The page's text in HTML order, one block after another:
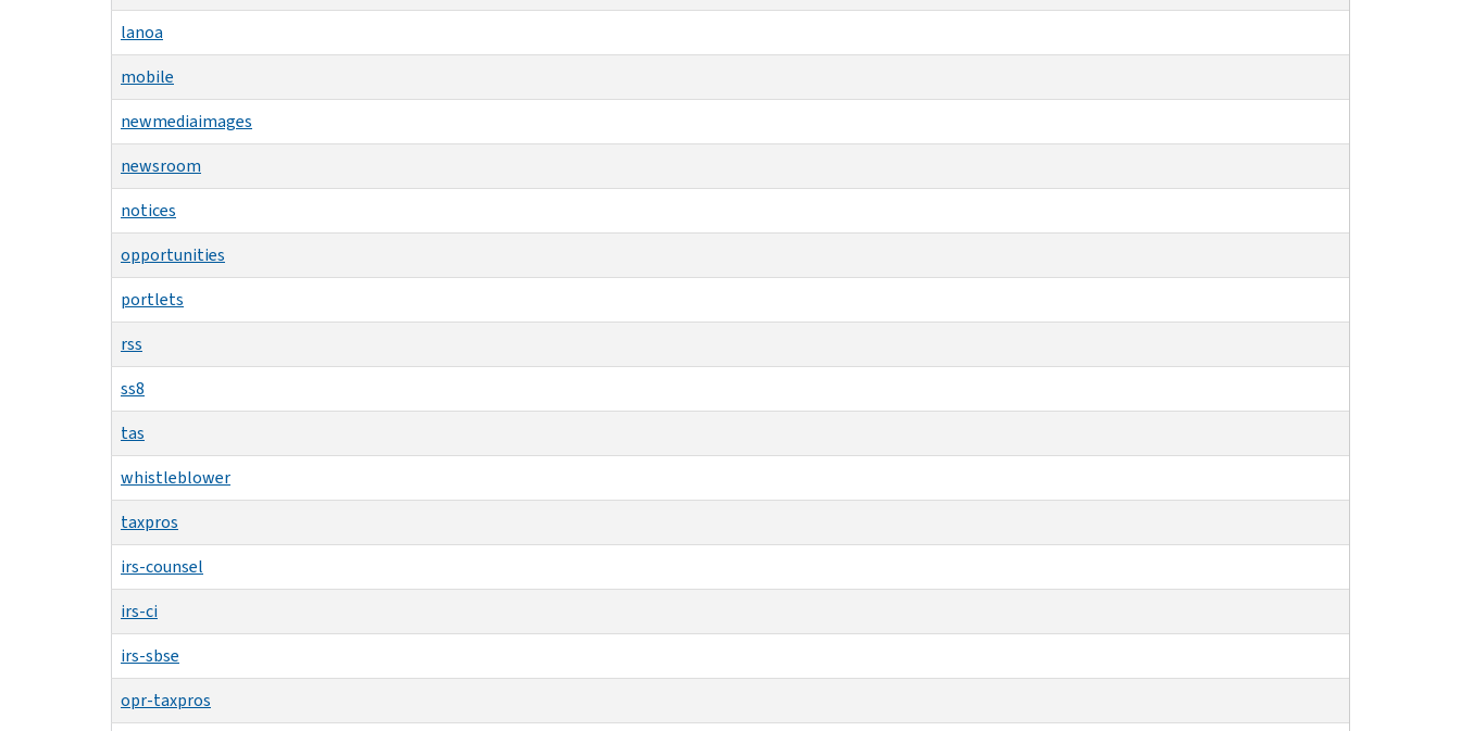
lanoa
mobile
newmediaimages
newsroom
notices
opportunities
portlets
rss
ss8
tas
whistleblower
taxpros
irs-counsel
irs-ci
irs-sbse
opr-taxpros